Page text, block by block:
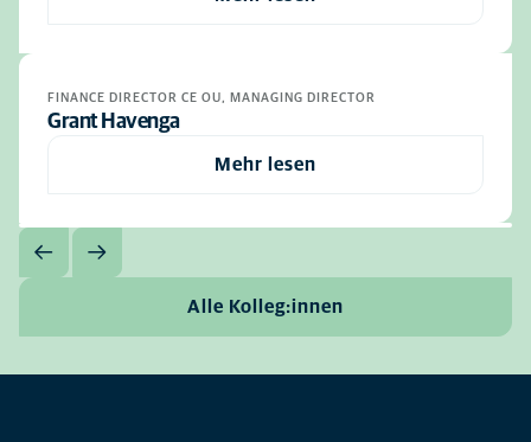
FINANCE DIRECTOR CE OU, MANAGING DIRECTOR
Grant Havenga
Mehr lesen
Alle Kolleg:innen